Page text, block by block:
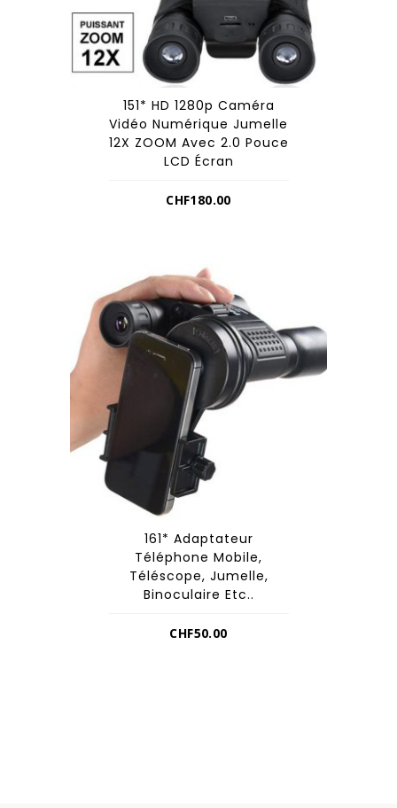
151* HD 1280p Caméra
Vidéo Numérique Jumelle
12X ZOOM Avec 2.0 Pouce
LCD Écran
CHF180.00
161* Adaptateur
Téléphone Mobile,
Téléscope, Jumelle,
Binoculaire Etc..
CHF50.00